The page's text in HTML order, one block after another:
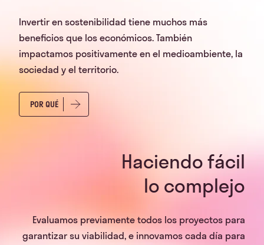
Invertir en sostenibilidad tiene muchos más
beneficios que los económicos. También
impactamos positivamente en el medioambiente, la
sociedad y el territorio.
POR QUÉ
Haciendo fácil
lo complejo
Evaluamos previamente todos los proyectos para
garantizar su viabilidad, e innovamos cada día para